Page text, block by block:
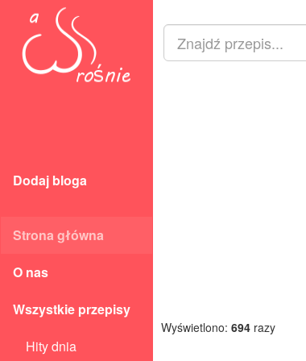
Dodaj bloga
Strona główna
O nas
Wszystkie przepisy
Hity dnia
Wyświetlono: 694 razy